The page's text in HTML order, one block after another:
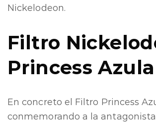
Nickelodeon.
Filtro
Princess Azula
En concreto el Filtro Princess
conmemorando a la